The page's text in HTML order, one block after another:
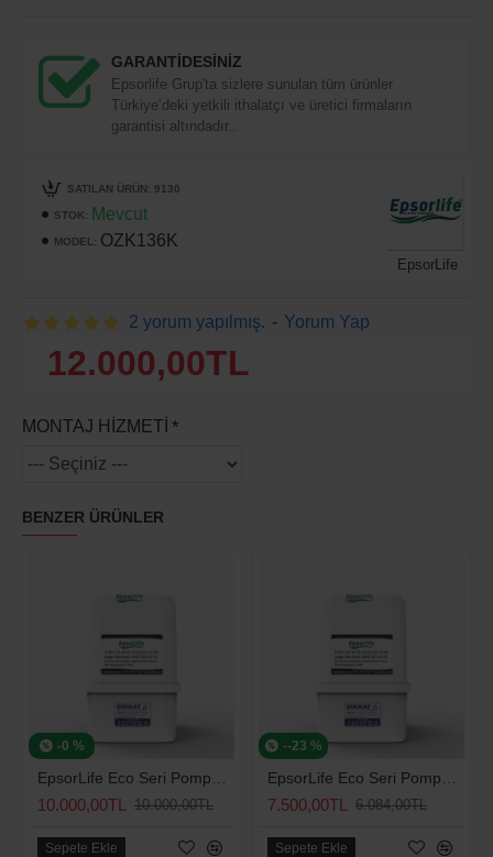
GARANTİDESİNİZ
Epsorlife Grup'ta sizlere sunulan tüm ürünler
Türkiye’deki yetkili ithalatçı ve üretici firmaların
garantisi altındadır..
STOK: Mevcut
MODEL: OZK136K
EpsorLife
SATILAN ÜRÜN: 9130
2 yorum yapılmış. - Yorum Yap
12.000,00TL
MONTAJ HİZMETİ
BENZER ÜRÜNLER
-0 %
EpsorLife Eco Seri Pompalı Arıtma Cihazı
10.000,00TL 10.000,00TL
Sepete Ekle
--23 %
EpsorLife Eco Seri Pompasız Arıtma Cihazı
7.500,00TL 6.084,00TL
Sepete Ekle